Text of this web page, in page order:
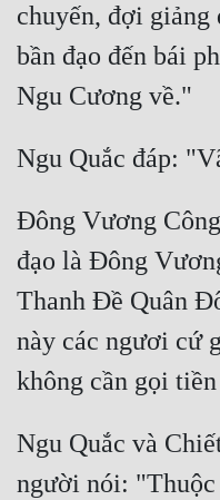
chuyến, đợi giảng
bần đạo đến bái
Đông Vương
đạo là Đông
Thanh Đề Quân
này các ngươi cứ
Ngu Quắc và
người nói: